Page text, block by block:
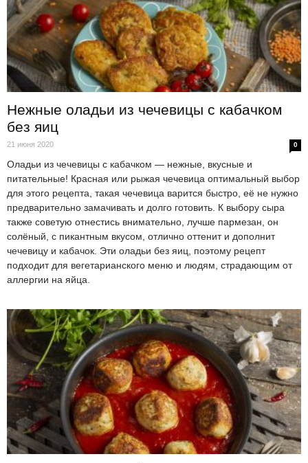
Нежные оладьи из чечевицы с кабачком
без яиц
21 июня 2020 0
Оладьи из чечевицы с кабачком — нежные, вкусные и
питательные! Красная или рыжая чечевица оптимальный выбор
для этого рецепта, такая чечевица варится быстро, её не нужно
предварительно замачивать и долго готовить. К выбору сыра
также советую отнестись внимательно, лучше пармезан, он
солёный, с пикантным вкусом, отлично оттенит и дополнит
чечевицу и кабачок. Эти оладьи без яиц, поэтому рецепт
подходит для вегетарианского меню и людям, страдающим от
аллергии на яйца.